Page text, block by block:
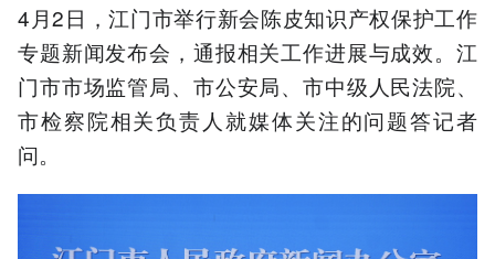
4月2日，江门市举行新会陈皮知识产权保护工作
专题新闻发布会，通报相关工作进展与成效。江
门市市场监管局、市公安局、市中级人民法院、
市检察院相关负责人就媒体关注的问题答记者
问。